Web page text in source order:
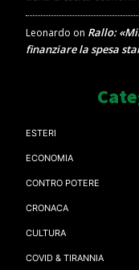
Leonardo on Rallo:
finanziare la spesa
ESTERI
ECONOMIA
CONTRO POTERE
CRONACA
CULTURA
COVID & TIRANNIA